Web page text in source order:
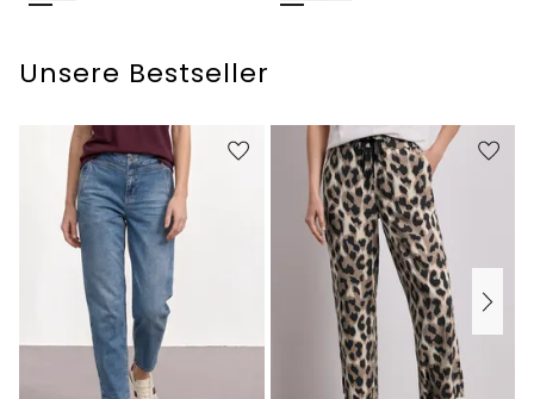
Unsere Bestseller